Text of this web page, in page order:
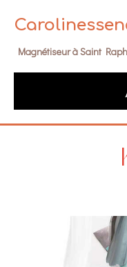
Magnétiseur à Saint